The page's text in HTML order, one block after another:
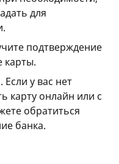
для
подтверждение
карты.
. Если у вас нет
карту онлайн или с
обратиться
банка.